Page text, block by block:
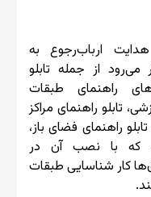
ارباب‌رجوع به
از جمله تابلو
راهنمای طبقات
تابلو راهنمای مراکز
راهنمای فضای باز،
که با نصب آن در
کار شناسایی طبقات